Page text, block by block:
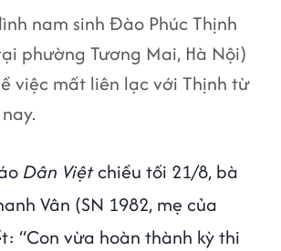
nam sinh Đào Phúc Thịnh
phường Tương Mai, Hà Nội)
việc mất liên lạc với Thịnh từ
Dân Việtchiều tối 21/8, bà
Vân (SN 1982, mẹ của
“Con vừa hoàn thành kỳ thi